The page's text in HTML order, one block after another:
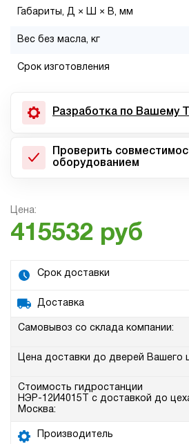
Габариты, Д × Ш × В, мм
Вес без масла, кг
Срок изготовления
Разработка по Вашему
Проверить
оборудованием
Цена:
415532 руб
Срок доставки
Доставка
Самовывоз со склада компании:
Цена доставки до дверей Вашего
Стоимость гидростанции
НЭР-12И4015Т с доставкой до
Москва:
Производитель